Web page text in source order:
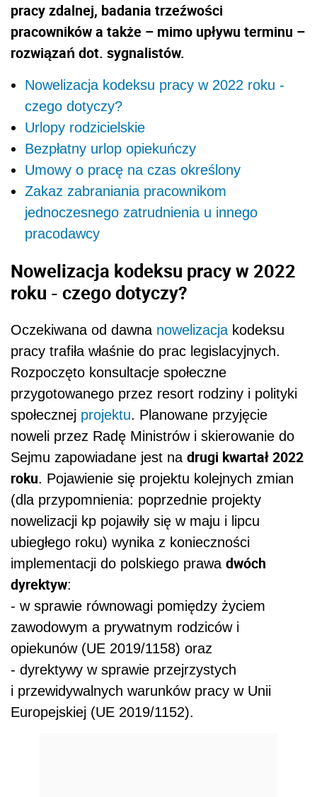
pracy zdalnej, badania trzeźwości
pracowników a także – mimo upływu terminu –
rozwiązań dot. sygnalistów.
Nowelizacja kodeksu pracy w 2022 roku -
czego dotyczy?
Urlopy rodzicielskie
Bezpłatny urlop opiekuńczy
Umowy o pracę na czas określony
Zakaz zabraniania pracownikom
jednoczesnego zatrudnienia u innego
pracodawcy
Nowelizacja kodeksu pracy w 2022
roku - czego dotyczy?
Oczekiwana od dawna nowelizacja kodeksu
pracy trafiła właśnie do prac legislacyjnych.
Rozpoczęto konsultacje społeczne
przygotowanego przez resort rodziny i polityki
społecznej projektu. Planowane przyjęcie
noweli przez Radę Ministrów i skierowanie do
Sejmu zapowiadane jest na drugi kwartał 2022
roku. Pojawienie się projektu kolejnych zmian
(dla przypomnienia: poprzednie projekty
nowelizacji kp pojawiły się w maju i lipcu
ubiegłego roku) wynika z konieczności
implementacji do polskiego prawa dwóch
dyrektyw:
- w sprawie równowagi pomiędzy życiem
zawodowym a prywatnym rodziców i
opiekunów (UE 2019/1158) oraz
- dyrektywy w sprawie przejrzystych
i przewidywalnych warunków pracy w Unii
Europejskiej (UE 2019/1152).